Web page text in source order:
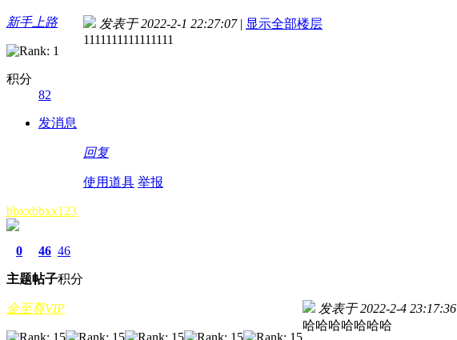
新手上路
积分
82
发消息
发表于 2022-2-1 22:27:07 | 显示全部楼层
1111111111111111
回复
使用道具 举报
bbxxbbxx123
0
主题
46
帖子
46
积分
金至尊VIP 发表于 2022-2-4 23:17:36
哈哈哈哈哈哈哈